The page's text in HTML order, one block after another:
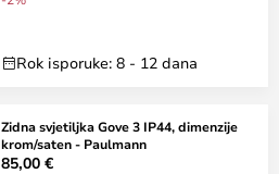
Rok isporuke: 8 - 12 dana
Zidna svjetiljka Gove 3 IP44, dimenzije
krom/saten - Paulmann
85,00 €